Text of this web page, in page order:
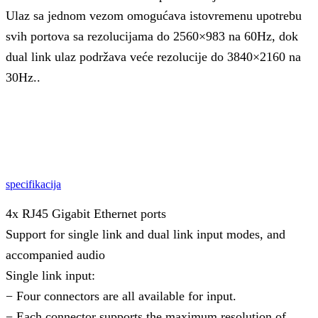
Ulaz sa jednom vezom omogućava istovremenu upotrebu
svih portova sa rezolucijama do 2560×983 na 60Hz, dok
dual link ulaz podržava veće rezolucije do 3840×2160 na
30Hz..
specifikacija
4x RJ45 Gigabit Ethernet ports
Support for single link and dual link input modes, and
accompanied audio
Single link input:
− Four connectors are all available for input.